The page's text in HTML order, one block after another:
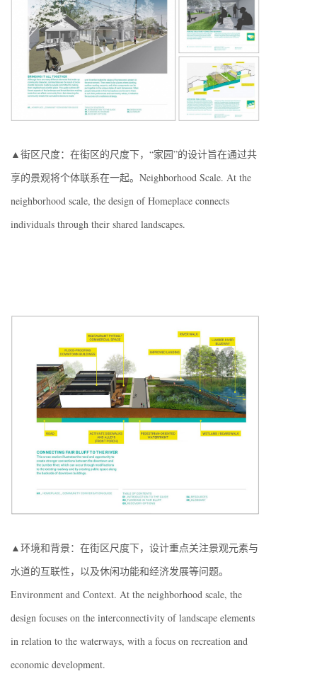
▲街区尺度：在街区的尺度下，“家园”的设计旨在通过共
享的景观将个体联系在一起。Neighborhood Scale. At the
neighborhood scale, the design of Homeplace connects
individuals through their shared landscapes.
▲环境和背景：在街区尺度下，设计重点关注景观元素与
水道的互联性，以及休闲功能和经济发展等问题。
Environment and Context. At the neighborhood scale, the
design focuses on the interconnectivity of landscape elements
in relation to the waterways, with a focus on recreation and
economic development.